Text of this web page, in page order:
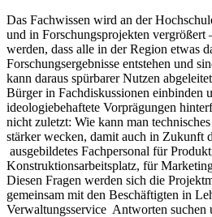
Das Fachwissen wird an der
und in Forschungsprojekten vergrößert
werden, dass alle in der Region etwas
Forschungsergebnisse entstehen und
kann daraus spürbarer Nutzen
Bürger in Fachdiskussionen einbinden
ideologiebehaftete Vorprägungen
nicht zuletzt: Wie kann man
stärker wecken, damit auch in Zukunft
ausgebildetes Fachpersonal für
Konstruktionsarbeitsplatz, für
Diesen Fragen werden sich die
gemeinsam mit den Beschäftigten in
Verwaltungsservice Antworten suchen